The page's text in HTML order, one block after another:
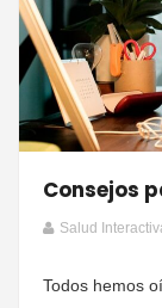
Consejos
Salud
Todos hemos